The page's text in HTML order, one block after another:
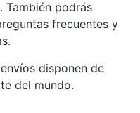
También podrás
frecuentes y
disponen de
del mundo.